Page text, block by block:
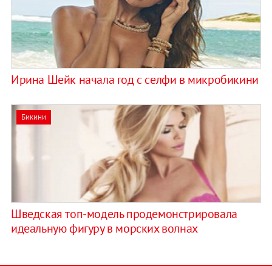
Ирина Шейк начала год с селфи в микробикини
Бикини
Шведская топ-модель продемонстрировала
идеальную фигуру в морских волнах